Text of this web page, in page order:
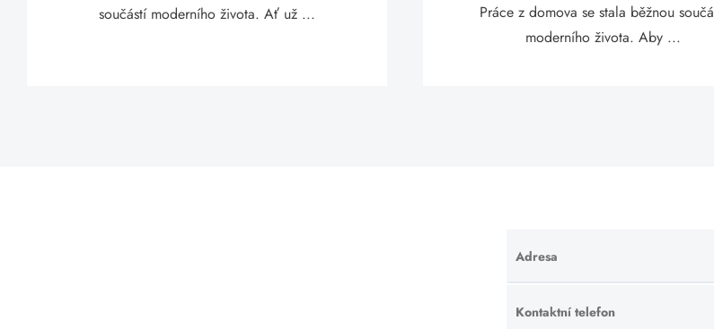
součástí moderního života. Ať už ...
Práce z domova se stala běžnou
moderního života. Aby ...
Adresa
Ponechte
toto pole
prázdné.
Kontaktní telefon
Ponechte